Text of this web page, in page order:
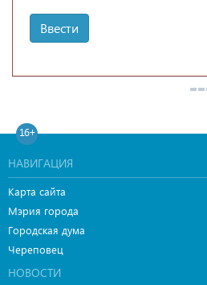
Ввести
16+
НАВИГАЦИЯ
Карта сайта
Мэрия города
Городская дума
Череповец
НОВОСТИ